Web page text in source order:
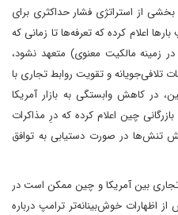
از استراتژی فشار حداکثری برای
اعلام کرده که تعرفه‌ها تا زمانی که
زمینه مالکیت معنوی) متعهد نشود،
تلافی‌جویانه و تقویت روابط تجاری با
در کاهش وابستگی به بازار آمریکا
چین اعلام کرده که درِ مذاکرات
تنش‌ها در صورت دستیابی به توافق
بین آمریکا و چین ممکن است در
پس از اظهارات خوش‌بینانه‌تر ترامپ درباره